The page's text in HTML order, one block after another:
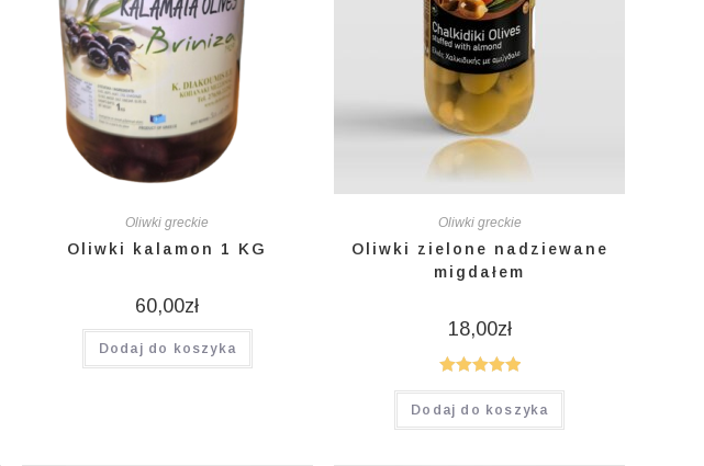
Oliwki greckie
Oliwki kalamon 1 KG
60,00zł
Dodaj do koszyka
Oliwki greckie
Oliwki zielone nadziewane
migdałem
18,00zł
Oceniono
5.00na 5
Dodaj do koszyka